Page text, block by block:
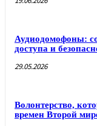
Аудиодомофоны:
доступа и
29.05.2026
Волонтерство,
времен Второй